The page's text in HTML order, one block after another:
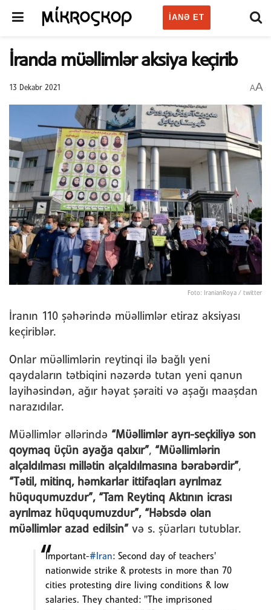
IANƏ ET
İranda müəllimlər aksiya keçirib
13 Dekabr 2021 AA
Foto: IranianRoya / twitter
İranın 110 şəhərində müəllimlər etiraz aksiyası
keçiriblər.
Onlar müəllimlərin reytinqi ilə bağlı yeni
qaydaların tətbiqini nəzərdə tutan yeni qanun
layihəsindən, ağır həyat şəraiti və aşağı maaşdan
narazıdılar.
Müəllimlər əllərində “Müəllimlər ayrı-seçkiliyə son
qoymaq üçün ayağa qalxır”, “Müəllimlərin
alçaldılması millətin alçaldılmasına bərabərdir”,
“Tətil, mitinq, həmkarlar ittifaqları ayrılmaz
hüququmuzdur”, “Tam Reytinq Aktının icrası
ayrılmaz hüququmuzdur”, “Həbsdə olan
müəllimlər azad edilsin” və s. şüarları tutublar.
Important-#Iran: Second day of teachers'
nationwide strike & protests in more than 70
cities protesting dire living conditions & low
salaries. They chanted: "The imprisoned